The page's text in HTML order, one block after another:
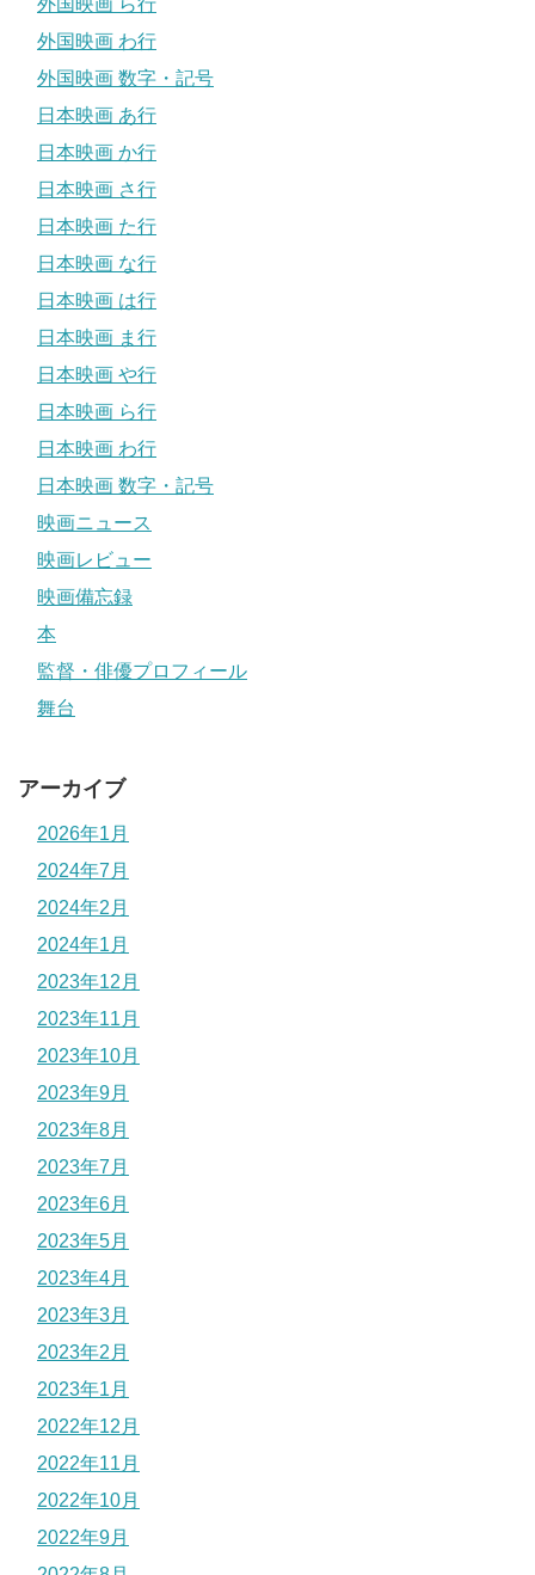
外国映画 わ行
外国映画 数字・記号
日本映画 あ行
日本映画 か行
日本映画 さ行
日本映画 た行
日本映画 な行
日本映画 は行
日本映画 ま行
日本映画 や行
日本映画 ら行
日本映画 わ行
日本映画 数字・記号
映画ニュース
映画レビュー
映画備忘録
本
監督・俳優プロフィール
舞台
アーカイブ
2026年1月
2024年7月
2024年2月
2024年1月
2023年12月
2023年11月
2023年10月
2023年9月
2023年8月
2023年7月
2023年6月
2023年5月
2023年4月
2023年3月
2023年2月
2023年1月
2022年12月
2022年11月
2022年10月
2022年9月